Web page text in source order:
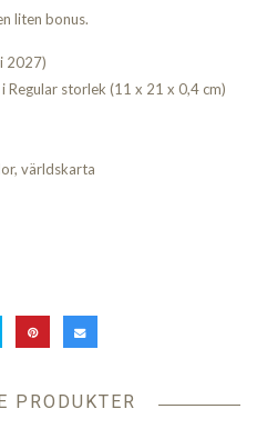
liten bonus.
2027)
Regular storlek (11 x 21 x 0,4 cm)
världskarta
PRODUKTER